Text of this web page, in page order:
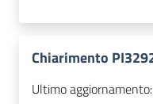
Chiarimento
Ultimo aggiornamento: